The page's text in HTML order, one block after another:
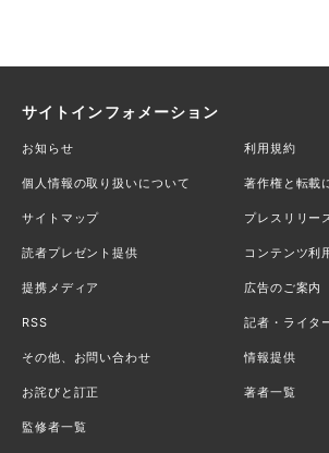
サイトインフォメーション
お知らせ 利用規約
個人情報の取り扱いについて 著作権と転載
サイトマップ プレスリリー
読者プレゼント提供 コンテンツ利
提携メディア 広告のご案内
RSS 記者・ライタ
その他、お問い合わせ 情報提供
お詫びと訂正 著者一覧
監修者一覧